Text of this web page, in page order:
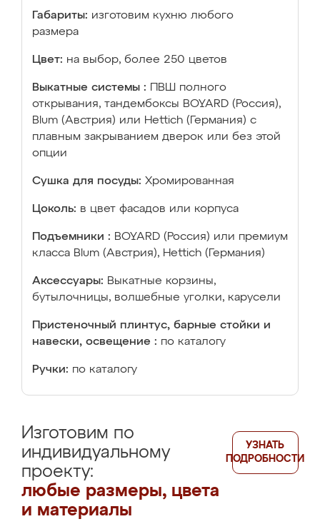
Габариты: изготовим кухню любого
размера
Цвет: на выбор, более 250 цветов
Выкатные системы :
ПВШ полного
открывания, тандембоксы BOYARD (Россия),
Blum (Австрия) или Hettich (Германия) с
плавным закрыванием дверок или без этой
опции
Сушка для посуды: Хромированная
Цоколь: в цвет фасадов или корпуса
Подъемники : BOYARD (Россия) или премиум
класса Blum (Австрия), Hettich (Германия)
Аксессуары: Выкатные корзины,
бутылочницы, волшебные уголки, карусели
Пристеночный плинтус, барные стойки и
навески, освещение : по каталогу
Ручки: по каталогу
Изготовим по
индивидуальному
проекту:
любые размеры, цвета
и материалы
УЗНАТЬ
ПОДРОБНОСТИ